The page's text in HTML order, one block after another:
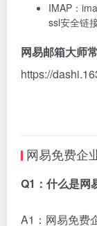
IMAP：
ssl安全链
网易邮箱大师
https://
网易免费企
Q1：什么是网
A1：网易免费